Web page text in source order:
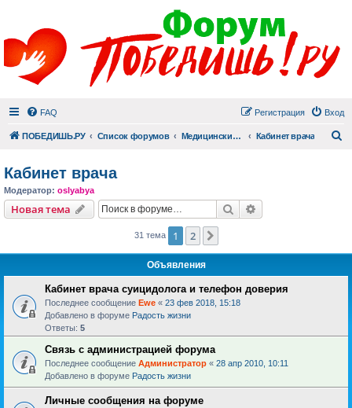
FAQ Вход
Регистрация
ПОБЕДИШЬ.РУ Список форумов Медицинский раздел Кабинет врача
Кабинет врача
Модератор: oslyabya
Новая тема Поиск
31 тема 1 2
Объявления
Кабинет врача суицидолога и телефон доверия
Последнее сообщение Ewe « 23 фев 2018, 15:18
Добавлено в форуме Радость жизни
Ответы: 5
Связь с администрацией форума
Последнее сообщение Администратор « 28 апр 2010, 10:11
Добавлено в форуме Радость жизни
Личные сообщения на форуме